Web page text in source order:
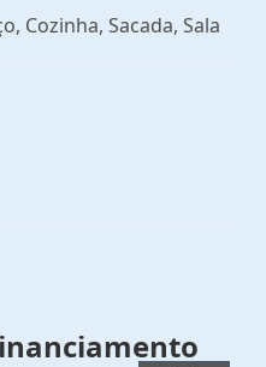
Cozinha, Sacada, Sala